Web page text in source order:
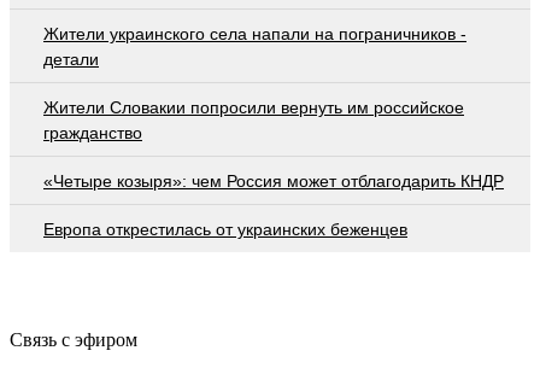
Жители украинского села напали на пограничников -
детали
Жители Словакии попросили вернуть им российское
гражданство
«Четыре козыря»: чем Россия может отблагодарить КНДР
Европа открестилась от украинских беженцев
Связь с эфиром